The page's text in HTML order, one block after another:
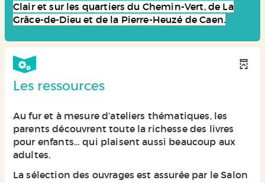
Clair et sur les quartiers du Chemin-Vert, de La
Grâce-de-Dieu et de la Pierre-Heuzé de Caen.
Les ressources
Au fur et à mesure d’ateliers thématiques, les
parents découvrent toute la richesse des livres
pour enfants… qui plaisent aussi beaucoup aux
adultes.
La sélection des ouvrages est assurée par le Salon